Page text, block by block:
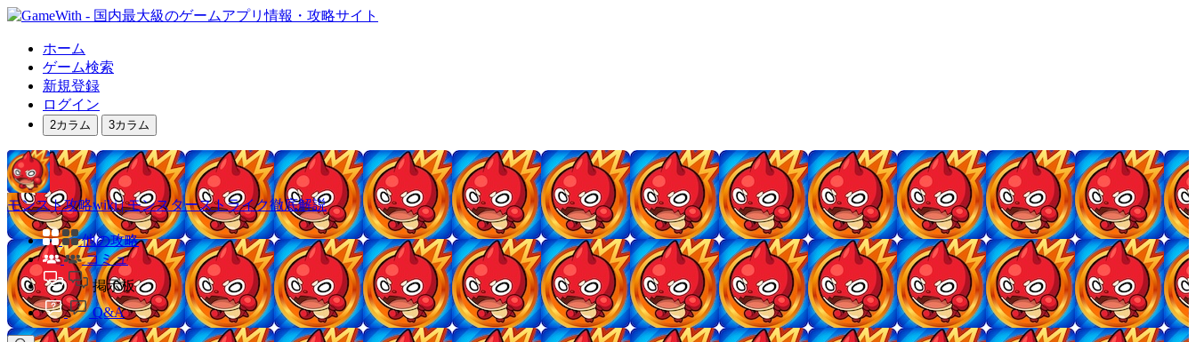
ホーム
ゲーム検索
新規登録
ログイン
2カラム 3カラム
モンスト攻略wiki | モンスターストライク徹底解説
他の攻略
コミュ
掲示板
Q&A